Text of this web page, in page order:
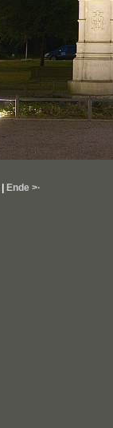
Ende >·